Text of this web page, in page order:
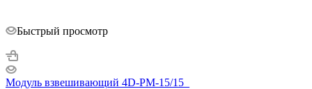
Быстрый просмотр
Модуль взвешивающий 4D-PM-15/15_